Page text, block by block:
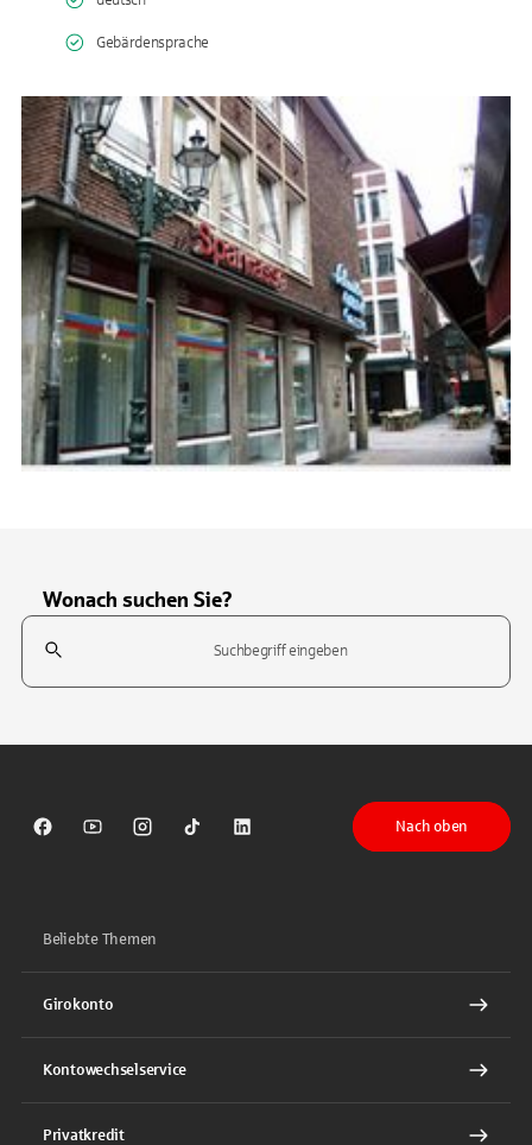
Gebärdensprache
Wonach suchen Sie?
Suchfeld
Sparkasse auf Facebook
Sparkasse auf Youtube
Sparkasse auf Instagram
Sparkasse auf TikTok
Sparkasse auf LinkedIn
Nach oben
Beliebte Themen
Girokonto
Kontowechselservice
Privatkredit